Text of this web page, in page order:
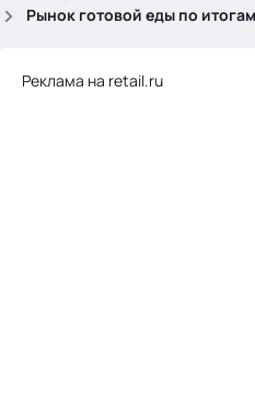
Рынок готовой еды по
Реклама на retail.ru